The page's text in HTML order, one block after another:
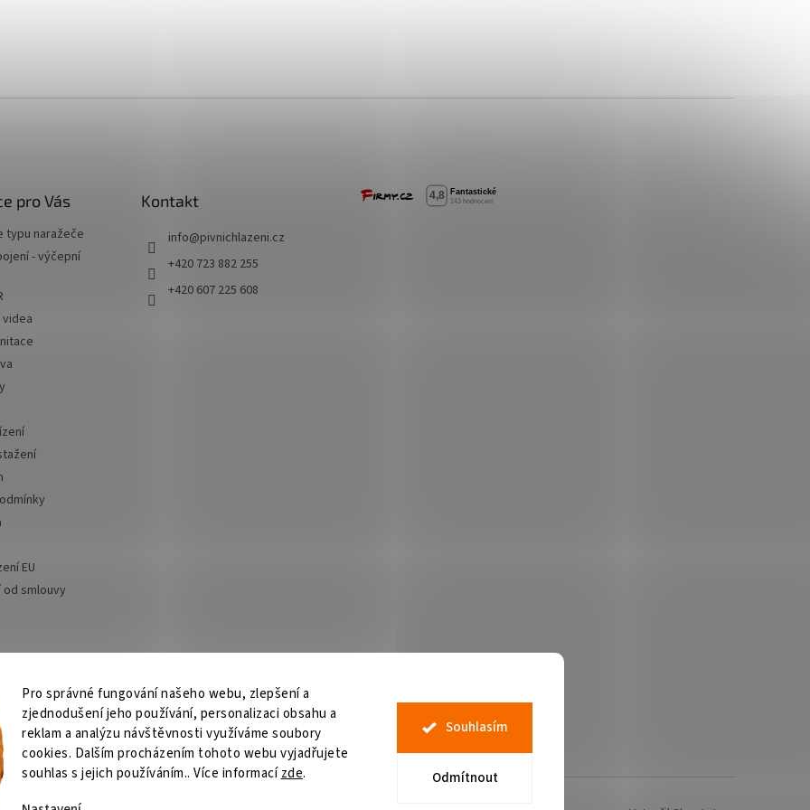
Pro správné fungování našeho webu, zlepšení a
zjednodušení jeho používání, personalizaci obsahu a
reklam a analýzu návštěvnosti využíváme soubory
cookies. Dalším procházením tohoto webu vyjadřujete
souhlas s jejich používáním.. Více informacízde.
Odmítnout
Souhlasím
pro Vás
typu naražeče
- výčepní
EU
smlouvy
Kontakt
info@pivnichlazeni.cz
+420 723 882 255
+420 607 225 608
Výčepní zařízení OSMO CZ Barvy Příbram Obchodní podmínky